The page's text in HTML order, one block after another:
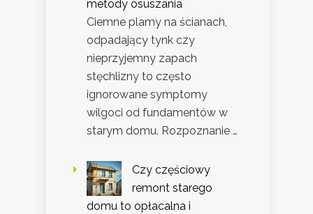
metody osuszania
Ciemne plamy na ścianach,
odpadający tynk czy
nieprzyjemny zapach
stęchlizny to często
ignorowane symptomy
wilgoci od fundamentów w
starym domu. Rozpoznanie …
Czy częściowy
remont starego
domu to opłacalna i